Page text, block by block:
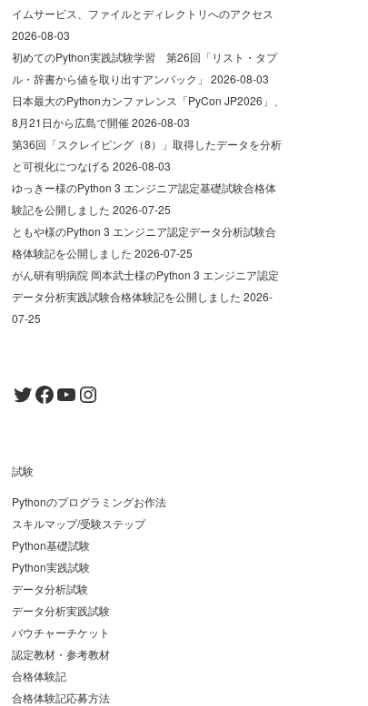
イムサービス、ファイルとディレクトリへのアクセス
2026-08-03
初めてのPython実践試験学習 第26回「リスト・タプ
ル・辞書から値を取り出すアンパック」 2026-08-03
日本最大のPythonカンファレンス「PyCon JP2026」、
8月21日から広島で開催2026-08-03
第36回「スクレイピング（8）」取得したデータを分析
と可視化につなげる 2026-08-03
ゆっきー様のPython 3 エンジニア認定基礎試験合格体
験記を公開しました 2026-07-25
ともや様のPython 3 エンジニア認定データ分析試験合
格体験記を公開しました 2026-07-25
がん研有明病院 岡本武士様のPython 3 エンジニア認定
データ分析実践試験合格体験記を公開しました 2026-
07-25
Twitter
Facebook
YouTube
Instagram
試験
Pythonのプログラミングお作法
スキルマップ/受験ステップ
Python基礎試験
Python実践試験
データ分析試験
データ分析実践試験
バウチャーチケット
認定教材・参考教材
合格体験記
合格体験記応募方法